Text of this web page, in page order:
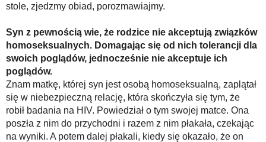
stole, zjedzmy obiad, porozmawiajmy.
Syn z pewnością wie, że rodzice nie akceptują związków
homoseksualnych. Domagając się od nich tolerancji dla
swoich poglądów, jednocześnie nie akceptuje ich
poglądów.
Znam matkę, której syn jest osobą homoseksualną, zaplątał
się w niebezpieczną relację, która skończyła się tym, że
robił badania na HIV. Powiedział o tym swojej matce. Ona
poszła z nim do przychodni i razem z nim płakała, czekając
na wyniki. A potem dalej płakali, kiedy się okazało, że on